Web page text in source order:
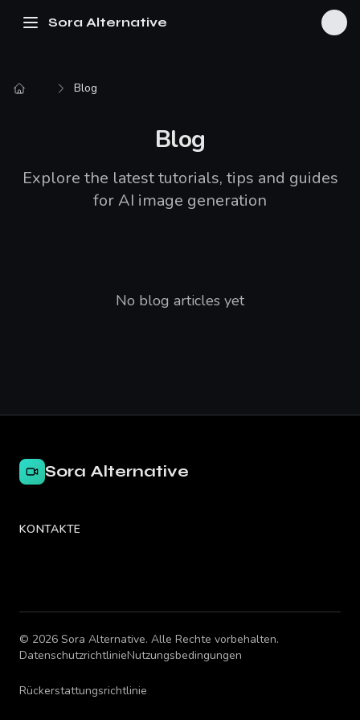
Sora Alternative
Blog
Blog
Explore the latest tutorials, tips and guides
for AI image generation
No blog articles yet
Sora Alternative
KONTAKTE
© 2026 Sora Alternative. Alle Rechte vorbehalten.
DatenschutzrichtlinieNutzungsbedingungen
Rückerstattungsrichtlinie